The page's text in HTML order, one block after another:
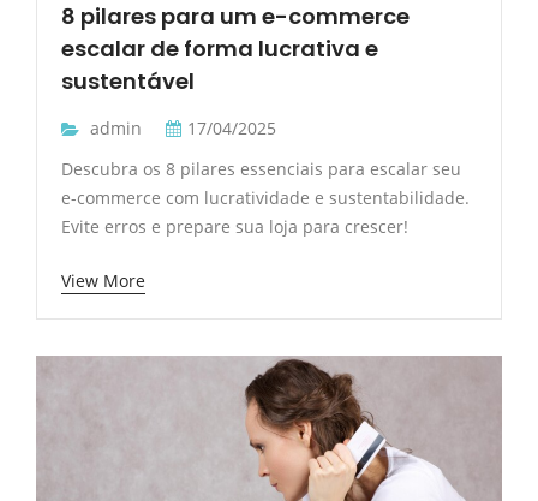
8 pilares para um e-commerce
escalar de forma lucrativa e
sustentável
admin
17/04/2025
Descubra os 8 pilares essenciais para escalar seu
e-commerce com lucratividade e sustentabilidade.
Evite erros e prepare sua loja para crescer!
View More